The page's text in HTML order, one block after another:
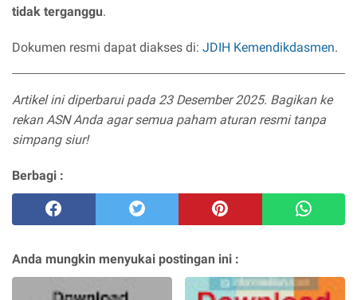
tidak terganggu.
Dokumen resmi dapat diakses di: JDIH Kemendikdasmen.
Artikel ini diperbarui pada 23 Desember 2025. Bagikan ke
rekan ASN Anda agar semua paham aturan resmi tanpa
simpang siur!
Berbagi :
Anda mungkin menyukai postingan ini :